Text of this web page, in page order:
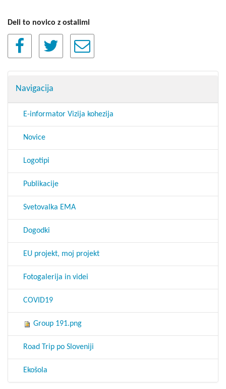
Deli to novico z ostalimi
Navigacija
E-informator Vizija kohezija
Novice
Logotipi
Publikacije
Svetovalka EMA
Dogodki
EU projekt, moj projekt
Fotogalerija in videi
COVID19
Group 191.png
Road Trip po Sloveniji
Ekošola